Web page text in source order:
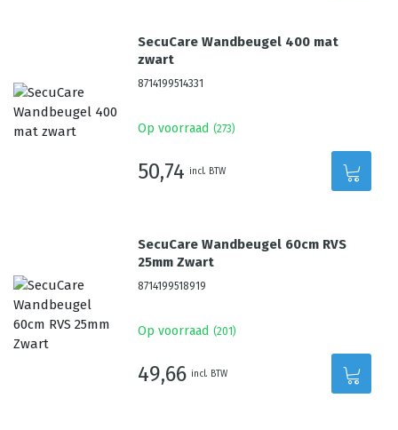
SecuCare Wandbeugel 400 mat
zwart
8714199514331
Op voorraad (273)
50,74 incl. BTW
SecuCare Wandbeugel 60cm RVS
25mm Zwart
8714199518919
Op voorraad (201 )
49,66 incl. BTW